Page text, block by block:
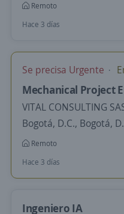
Remoto
Hace 3 días
Se precisa Urgente
Mechanical Project
VITAL CONSULTING
Bogotá, D.C., Bogotá,
Remoto
Hace 3 días
Ingeniero IA